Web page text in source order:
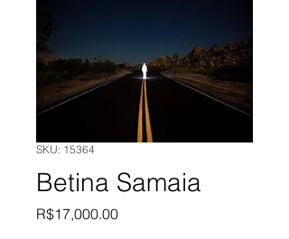
SKU: 15364
Betina Samaia
R$17,000.00Preço